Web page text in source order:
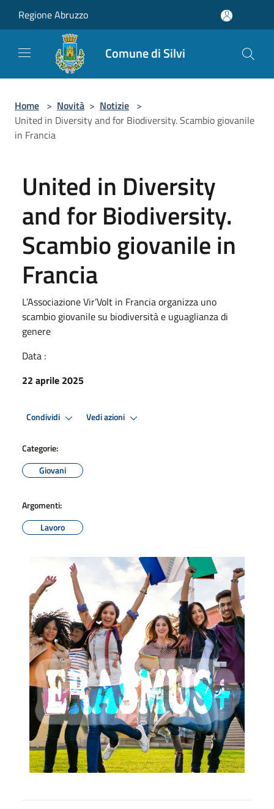
Regione Abruzzo
Comune di Silvi
Home > Novità > Notizie >
United in Diversity and for Biodiversity. Scambio giovanile
in Francia
United in Diversity
and for Biodiversity.
Scambio giovanile in
Francia
L’Associazione Vir’Volt in Francia organizza uno
scambio giovanile su biodiversità e uguaglianza di
genere
Data :
22 aprile 2025
Condividi Vedi azioni
Categorie:
Giovani
Argomenti:
Lavoro